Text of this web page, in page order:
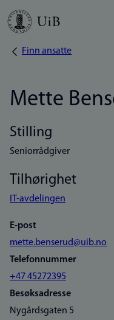
Hopp
Finn ansatte
Mette
Stilling
Seniorrådgiver
Tilhørighet
IT-avdelingen
E-post
mette.benserud@uib.no
Telefonnummer
+47 45272395
Besøksadresse
Nygårdsgaten 5